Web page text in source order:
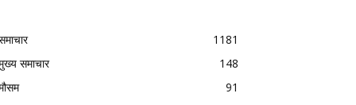
1181
समाचार
148
91